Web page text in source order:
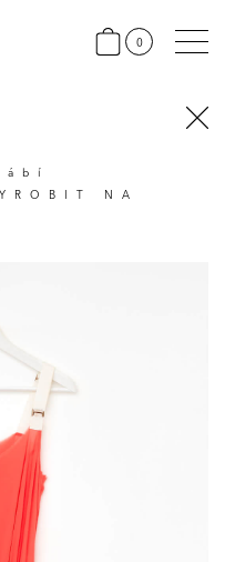
0
NA